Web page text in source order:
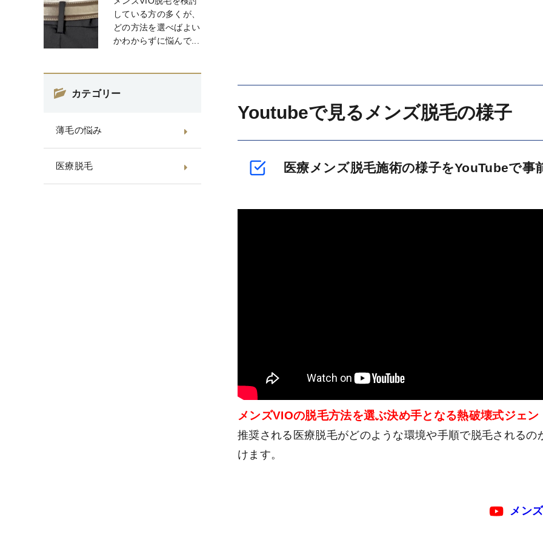
Youtubeで見るメンズ脱毛の様子
医療メンズ脱毛施術の様子をYouTubeで事
メンズVIOの脱毛方法を選ぶ決め手となる熱破壊式ジェン
推奨される医療脱毛がどのような環境や手順で脱毛される
けます。
メン
している方の多くが、
どの方法を選べばよい
かわからずに悩んで...
カテゴリー
薄毛の悩み
医療脱毛